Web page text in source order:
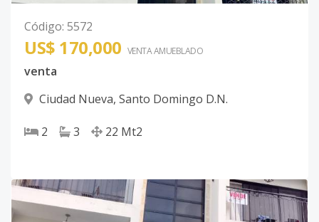
Código: 5572
US$ 170,000 VENTA AMUEBLADO
venta
Ciudad Nueva, Santo Domingo D.N.
2 3 22 Mt2